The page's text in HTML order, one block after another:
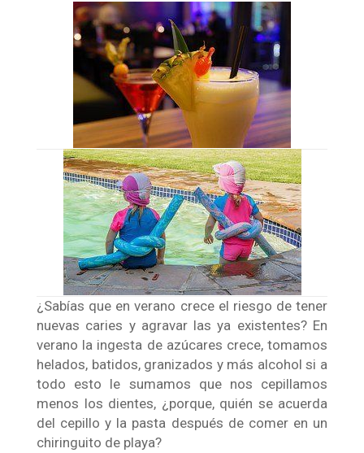
¿Sabías que en verano crece el riesgo de tener
nuevas caries y agravar las ya existentes? En
verano la ingesta de azúcares crece, tomamos
helados, batidos, granizados y más alcohol si a
todo esto le sumamos que nos cepillamos
menos los dientes, ¿porque, quién se acuerda
del cepillo y la pasta después de comer en un
chiringuito de playa?